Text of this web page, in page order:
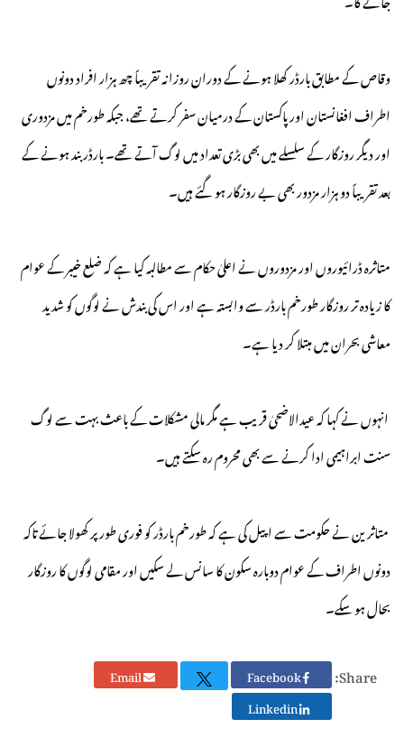
وقاص کے مطابق بارڈر کھلا ہونے کے دوران روزانہ تقریباً چھ ہزار افراد دونوں
اطراف افغانستان اور پاکستان کے درمیان سفر کرتے تھے، جبکہ طورخم میں مزدوری
اور دیگر روزگار کے سلسلے میں بھی بڑی تعداد میں لوگ آتے تھے۔ بارڈر بند ہونے کے
بعد تقریباً دو ہزار مزدور بھی بے روزگار ہو گئے ہیں۔
متاثرہ ڈرائیوروں اور مزدوروں نے اعلیٰ حکام سے مطالبہ کیا ہے کہ ضلع خیبر کے عوام
کا زیادہ تر روزگار طورخم بارڈر سے وابستہ ہے اور اس کی بندش نے لوگوں کو شدید
معاشی بحران میں مبتلا کر دیا ہے۔
انہوں نے کہا کہ عیدالاضحیٰ قریب ہے مگر مالی مشکلات کے باعث بہت سے لوگ
سنت ابراہیمی ادا کرنے سے بھی محروم رہ سکتے ہیں۔
متاثرین نے حکومت سے اپیل کی ہے کہ طورخم بارڈر کو فوری طور پر کھولا جائے تاکہ
دونوں اطراف کے عوام دوبارہ سکون کا سانس لے سکیں اور مقامی لوگوں کا روزگار
بحال ہو سکے۔
Share:
Email
Linkedin